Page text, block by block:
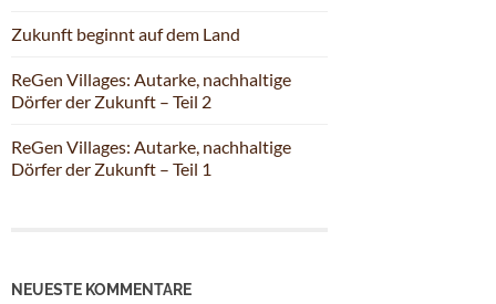
Zukunft beginnt auf dem Land
ReGen Villages: Autarke, nachhaltige
Dörfer der Zukunft – Teil 2
ReGen Villages: Autarke, nachhaltige
Dörfer der Zukunft – Teil 1
NEUESTE KOMMENTARE